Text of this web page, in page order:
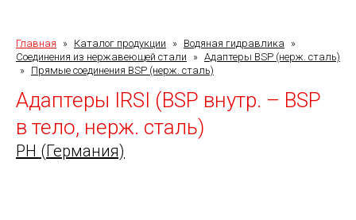
Главная » Каталог продукции » Водяная гидравлика
»
Соединения из нержавеющей стали
» Адаптеры BSP (нерж. сталь)
» Прямые соединения BSP (нерж. сталь)
Адаптеры IRSI (BSP внутр. – BSP
в тело, нерж. сталь)
PH (Германия)